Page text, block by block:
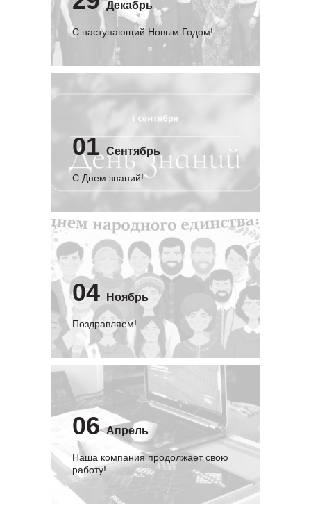
Декабрь
С наступающий Новым Годом!
01 Сентябрь
C Днем знаний!
04 Ноябрь
Поздравляем!
06 Апрель
Наша компания продолжает свою
работу!